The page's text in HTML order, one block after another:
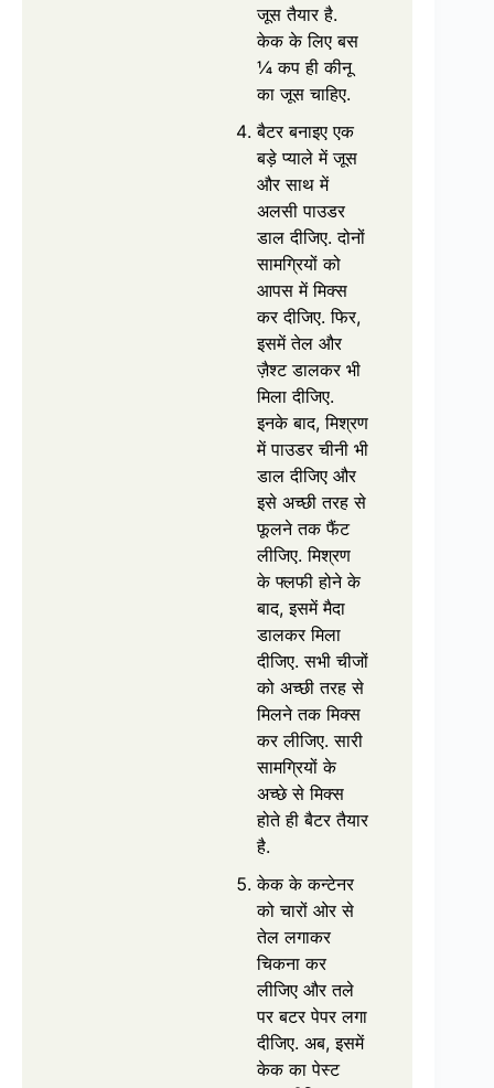
जूस तैयार है.
केक के लिए बस
¼ कप ही कीनू
का जूस चाहिए.
बैटर बनाइए एक
बड़े प्याले में जूस
और साथ में
अलसी पाउडर
डाल दीजिए. दोनों
सामग्रियों को
आपस में मिक्स
कर दीजिए. फिर,
इसमें तेल और
ज़ैश्ट डालकर भी
मिला दीजिए.
इनके बाद, मिश्रण
में पाउडर चीनी भी
डाल दीजिए और
इसे अच्छी तरह से
फूलने तक फैंट
लीजिए. मिश्रण
के फ्लफी होने के
बाद, इसमें मैदा
डालकर मिला
दीजिए. सभी चीजों
को अच्छी तरह से
मिलने तक मिक्स
कर लीजिए. सारी
सामग्रियों के
अच्छे से मिक्स
होते ही बैटर तैयार
है.
केक के कन्टेनर
को चारों ओर से
तेल लगाकर
चिकना कर
लीजिए और तले
पर बटर पेपर लगा
दीजिए. अब, इसमें
केक का पेस्ट